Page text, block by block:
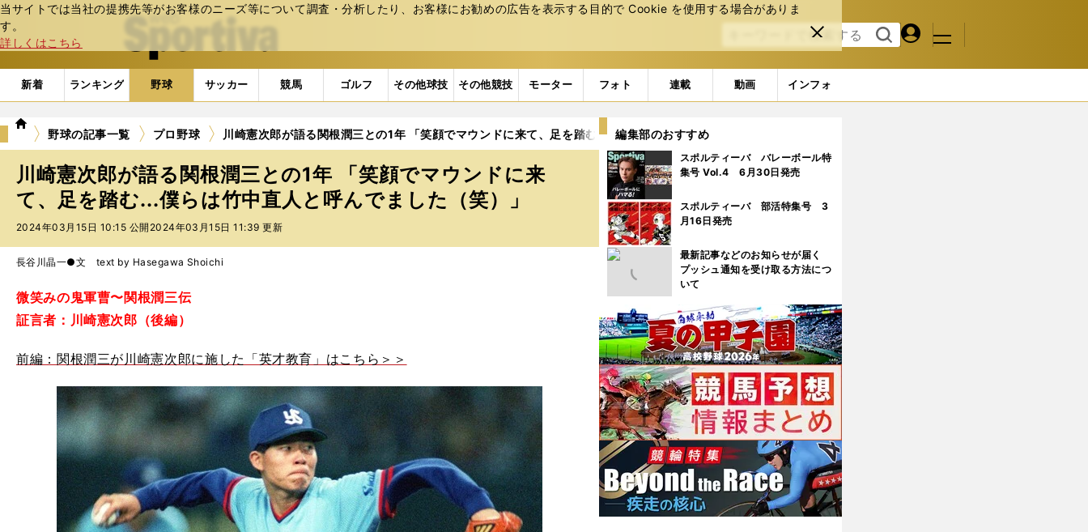
当サイトでは当社の提携先等がお客様のニーズ等について調査・分析したり、お客様にお勧めの広告を表⽰する⽬的で Cookie を使⽤する場合がありま
す。
詳しくはこちら
閉じ
る
web Sportiva (webスポルティーバ)
検索
る
マイペ
ジ
メニュ
新着 ランキング 野球 サッカー 競馬 ゴルフ その他球技 その他競技 モーター フォト 連載 動画 インフォ
we
ポ
ル
テ
ィ
ー
バ
野球の記事一覧 プロ野球 川崎憲次郎が語る関根潤三との1年 「笑顔でマウンドに来て、足を踏む...僕らは竹中直人と呼んでました（笑）」
川崎憲次郎が語る関根潤三との1年 「笑顔でマウンドに来
て、足を踏む...僕らは竹中直人と呼んでました（笑）」
2024年03月15日 10:15 公開 2024年03月15日 11:39 更新
長谷川晶一●文 text by Hasegawa Shoichi
微笑みの鬼軍曹〜関根潤三伝
証言者：川崎憲次郎（後編）
前編：関根潤三が川崎憲次郎に施した「英才教育」はこちら＞＞
編集部のおすすめ
スポルティーバ バレーボール特
集号 Vol.4 6月30日発売
スポルティーバ 部活特集号 3
月16日発売
最新記事などのお知らせが届く
プッシュ通知を受け取る方法につ
いて